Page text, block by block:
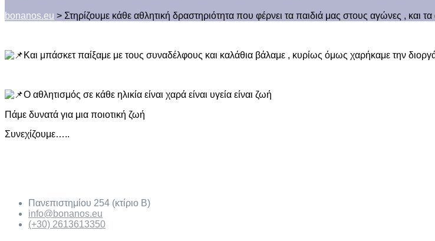
bonanos.eu > Στηρίζουμε κάθε αθλητική δραστηριότητα που φέρνει τα παιδιά μας στους αγώνες , και
Και μπάσκετ παίξαμε με τους συναδέλφους και καλάθια βάλαμε , κυρίως όμως χαρήκαμε την
Ο αθλητισμός σε κάθε ηλικία είναι χαρά είναι υγεία είναι ζωή
Πάμε δυνατά για μια ποιοτική ζωή
Συνεχίζουμε…..
Πανεπιστημίου 254 (κτίριο Β)
info@bonanos.eu
(+30) 2613613350